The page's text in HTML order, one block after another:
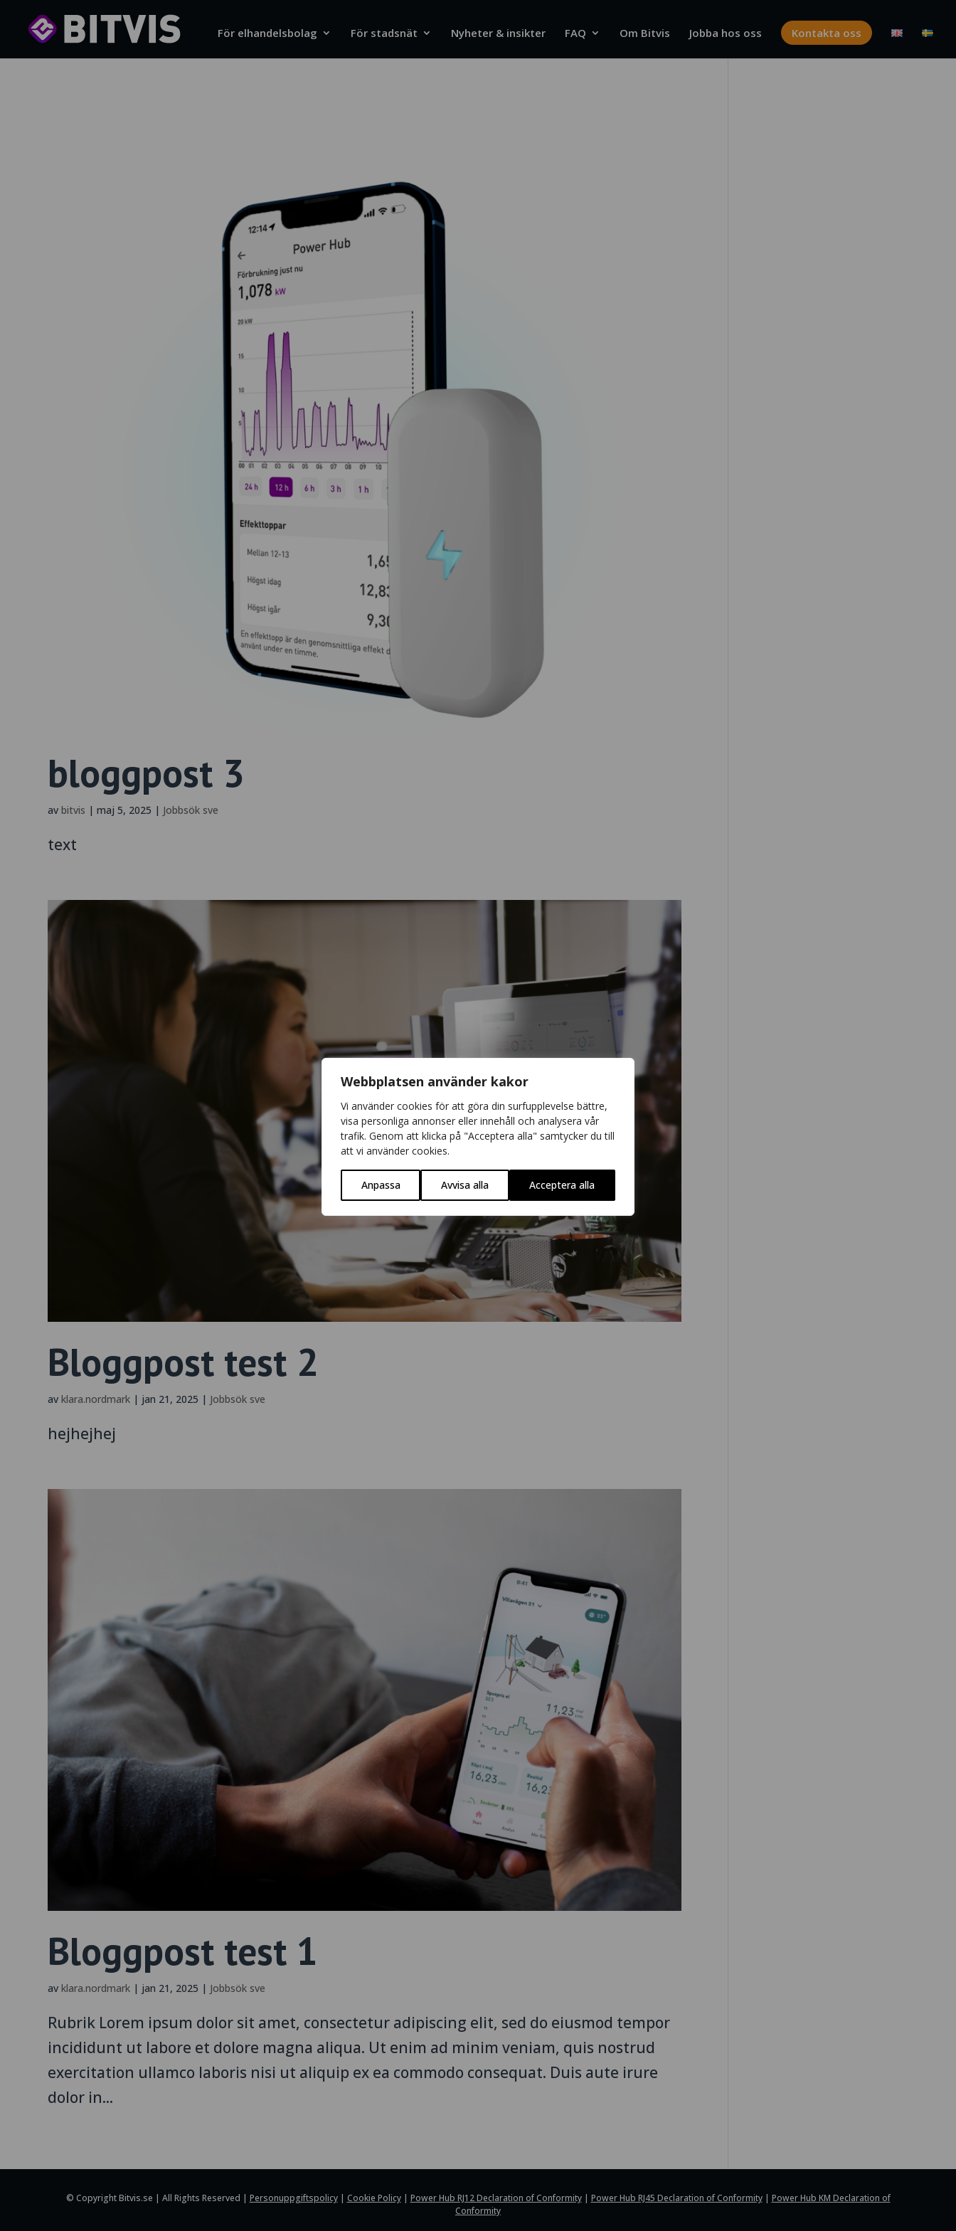
Webbplatsen använder kakor
Vi använder cookies för att göra din surfupplevelse bättre,
visa personliga annonser eller innehåll och analysera vår
trafik. Genom att klicka på "Acceptera alla" samtycker du till
att vi använder cookies.
Anpassa Avvisa alla Acceptera alla
För elhandelsbolag För stadsnät Nyheter & insikter FAQ Om Bitvis Jobba hos oss Kontakta oss
bloggpost 3
avbitvis |maj 5, 2025 | Jobbsök sve
text
Bloggpost test 2
avklara.nordmark | jan 21, 2025 | Jobbsök sve
hejhejhej
Bloggpost test 1
avklara.nordmark | jan 21, 2025 | Jobbsök sve
Rubrik Lorem ipsum dolor sit amet, consectetur adipiscing elit, sed do eiusmod tempor
incididunt ut labore et dolore magna aliqua. Ut enim ad minim veniam, quis nostrud
exercitation ullamco laboris nisi ut aliquip ex ea commodo consequat. Duis aute irure
dolor in...
© Copyright Bitvis.se | All Rights Reserved | Personuppgiftspolicy| Cookie Policy| Power Hub RJ12 Declaration of Conformity| Power Hub RJ45 Declaration of Conformity| Power Hub KM Declaration of
Conformity